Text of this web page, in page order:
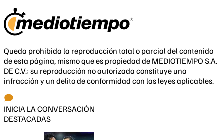
Queda prohibida la reproducción total o parcial del contenido
de esta página, mismo que es propiedad de MEDIOTIEMPO S.A.
DE C.V.; su reproducción no autorizada constituye una
infracción y un delito de conformidad con las leyes aplicables.
INICIA LA CONVERSACIÓN
DESTACADAS